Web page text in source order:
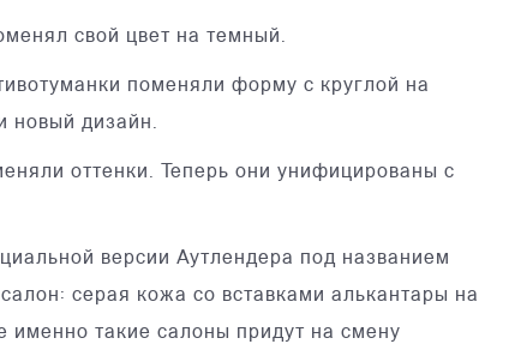
свой цвет на темный.
поменяли форму с круглой на
новый дизайн.
оттенки. Теперь они унифицированы с
версии Аутлендера под названием
серая кожа со вставками алькантары на
именно такие салоны придут на смену